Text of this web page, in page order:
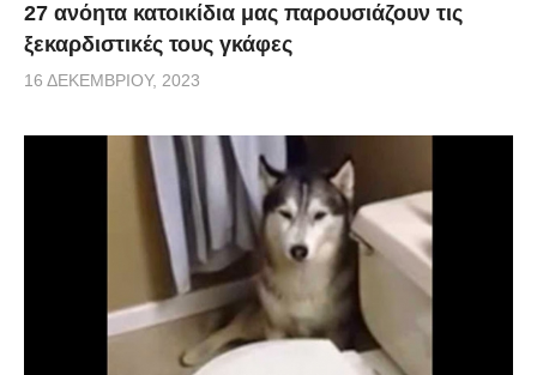
27 ανόητα κατοικίδια μας παρουσιάζουν τις
ξεκαρδιστικές τους γκάφες
16 ΔΕΚΕΜΒΡΊΟΥ, 2023